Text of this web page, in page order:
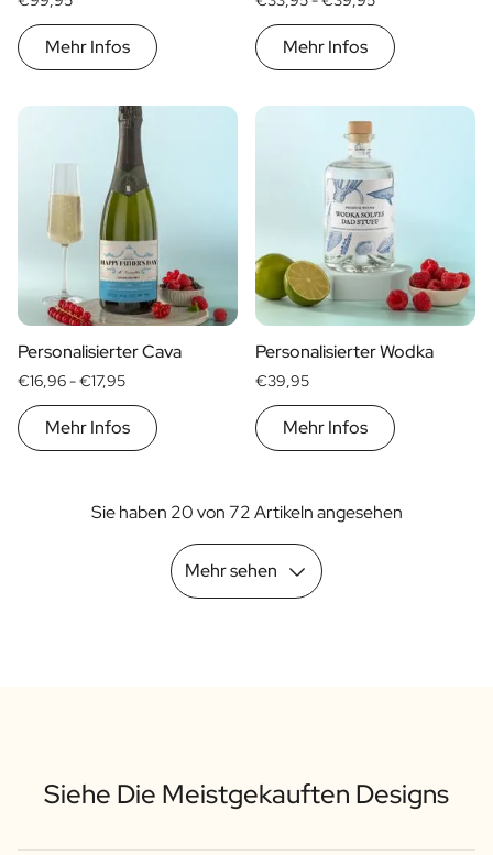
Mehr Infos Mehr Infos
Personalisierter Cava
€16,96 -€17,95
Mehr Infos
Personalisierter Wodka
€39,95
Mehr Infos
Sie haben 20 von 72 Artikeln angesehen
Mehr sehen
Siehe Die Meistgekauften Designs